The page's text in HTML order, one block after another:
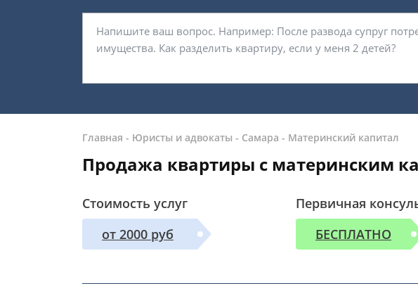
Главная - Юристы и адвокаты - Самара - Материнский капитал
Продажа квартиры с материнским
Стоимость услуг
от 2000 руб
Первичная
БЕСПЛАТНО